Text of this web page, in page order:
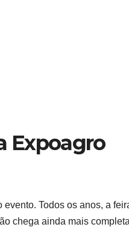
Expoagro
Todos os anos, a
chega ainda mais